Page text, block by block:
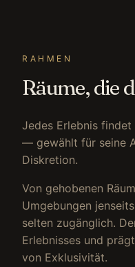
RAHMEN
Räume, die
Jedes Erlebnis
— gewählt für seine
Diskretion.
Von gehobenen
Umgebungen
selten zugänglich.
Erlebnisses und
von Exklusivität.